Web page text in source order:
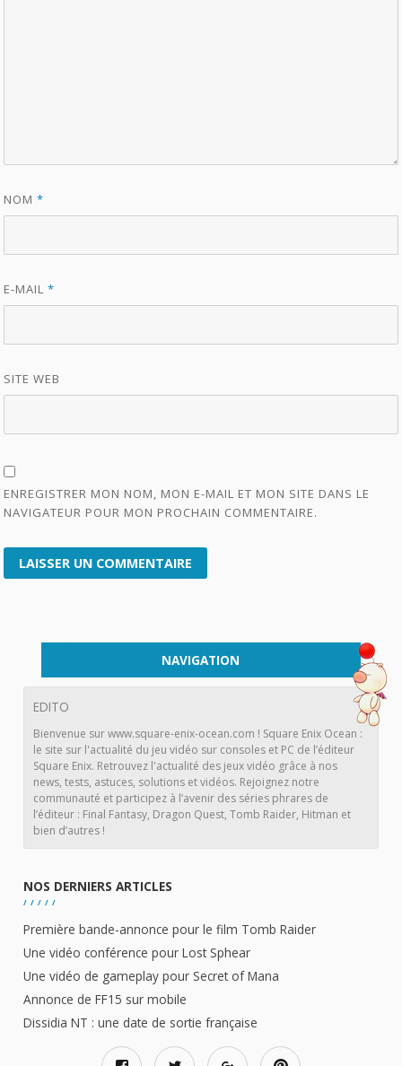
NOM*
E-MAIL*
SITE WEB
ENREGISTRER MON NOM, MON E-MAIL ET MON SITE DANS LE
NAVIGATEUR POUR MON PROCHAIN COMMENTAIRE.
NAVIGATION
EDITO
Bienvenue sur www.square-enix-ocean.com ! Square Enix Ocean :
le site sur l'actualité du jeu vidéo sur consoles et PC de l’éditeur
Square Enix. Retrouvez l'actualité des jeux vidéo grâce à nos
news, tests, astuces, solutions et vidéos. Rejoignez notre
communauté et participez à l’avenir des séries phrares de
l’éditeur : Final Fantasy, Dragon Quest, Tomb Raider, Hitman et
bien d’autres !
NOS DERNIERS ARTICLES
Première bande-annonce pour le film Tomb Raider
Une vidéo conférence pour Lost Sphear
Une vidéo de gameplay pour Secret of Mana
Annonce de FF15 sur mobile
Dissidia NT : une date de sortie française